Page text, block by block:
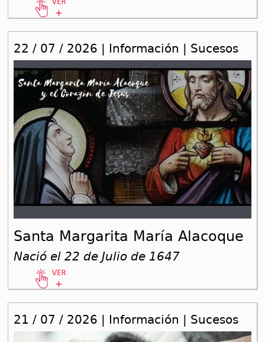
22 / 07 / 2026 | Información | Sucesos
Santa Margarita María Alacoque
Nació el 22 de Julio de 1647
21 / 07 / 2026 | Información | Sucesos